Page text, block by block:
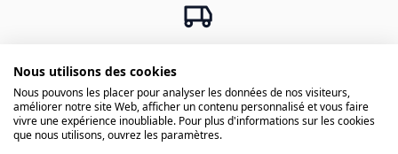
Possible pour les commandes avant 11h
Nous utilisons des cookies
Nous pouvons les placer pour analyser les données de nos visiteurs,
améliorer notre site Web, afficher un contenu personnalisé et vous faire
vivre une expérience inoubliable. Pour plus d'informations sur les cookies
que nous utilisons, ouvrez les paramètres.